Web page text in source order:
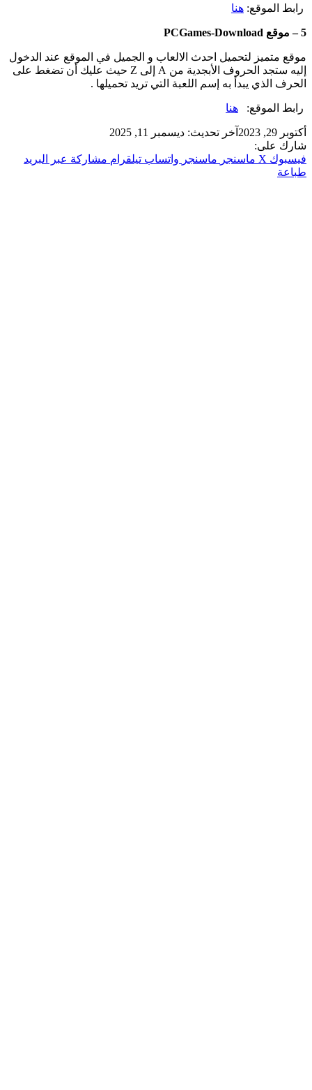
رابط الموقع: هنا
5 – موقع PCGames-Download
موقع متميز لتحميل احدث الالعاب و الجميل في الموقع عند الدخول
إليه ستجد الحروف الأبجدية من A إلى Z حيث عليك أن تضغط على
الحرف الذي يبدأ به إسم اللعبة التي تريد تحميلها .
رابط الموقع: هنا
أكتوبر 29, 2023
آخر تحديث: ديسمبر 11, 2025
شارك على:
فيسبوك ‫X ماسنجر ماسنجر واتساب تيلقرام مشاركة عبر البريد
طباعة